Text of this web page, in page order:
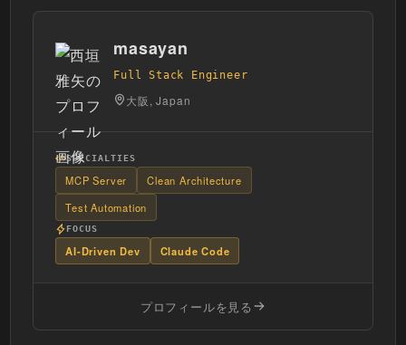
masayan
Full Stack Engineer
大阪, Japan
SPECIALTIES
MCP Server
Clean Architecture
Test Automation
FOCUS
AI-Driven Dev Claude Code
プロフィールを見る